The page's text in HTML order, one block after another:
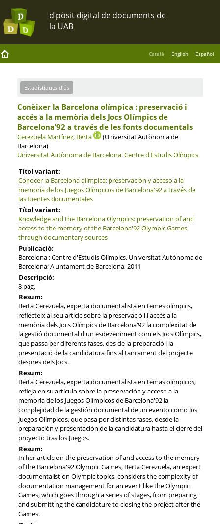
Català English Español
Estadístiques d'ús
Conèixer la Barcelona olímpica : preservació i
accés a la memòria dels Jocs Olímpics de
Barcelona'92 a través de les fonts documentals
Cerezuela Martínez, Berta
(Universitat Autònoma de
Barcelona)
Universitat Autònoma de Barcelona.Centre d'Estudis Olímpics
Títol variant:
Conocer la Barcelona olímpica: preservación y acceso a la
memoria de los Juegos Olímpicos de Barcelona'92 a través de
las fuentes documentales
Títol variant:
Knowledge and the Barcelona Olympics: preservation of and
access to the memory of the Barcelona'92 Olympic Games
through documentary sources
Publicació:
Barcelona : Centre d'Estudis Olímpics, Universitat Autònoma de
Barcelona; Ajuntament de Barcelona, 2011
Descripció:
8 pag.
Resum:
Berta Cerezuela, experta documentalista en temes olímpics,
reflecteix al seu article sobre la preservació i l'accés a la
memòria dels Jocs Olímpics de Barcelona'92 la complexitat de
la gestió documental d'un esdeveniment com els Jocs Olímpics,
que passa per diferents fases, des de la preparació i la
presentació de la candidatura fins al tancament del projecte
després dels Jocs.
Resum:
Berta Cerezuela, experta documentalista en temas olímpicos,
refleja en su artículo sobre la preservación y acceso a la
memoria de los Juegos Olímpicos de Barcelona'92 la
complejidad de la gestión documental de un evento como los
Juegos Olímpicos, que pasa por distintas fases, desde la
preparación y presentación de la candidatura hasta el cierre del
proyecto tras los Juegos.
Resum:
In her article on the preservation of and access to the memory
of the Barcelona'92 Olympic Games, Berta Cerezuela, an expert
documentalist on Olympic topics, considers the complexity of
documentation management for an event like the Olympic
Games, which goes through a series of stages, from preparing
and submitting the candidature to closing the project after the
Games.